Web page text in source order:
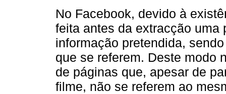
No Facebook, devido à
feita antes da extracção
informação pretendida,
que se referem. Deste modo
de páginas que, apesar de
filme, não se referem ao